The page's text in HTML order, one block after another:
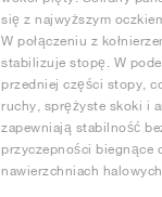
się z najwyższym
W połączeniu z
stabilizuje stopę. W
przedniej części stopy,
ruchy, sprężyste skoki i
zapewniają stabilność
przyczepności biegnące
nawierzchniach halowych.